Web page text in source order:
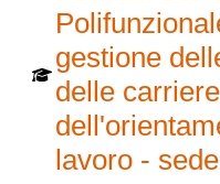
gestione
delle
lavoro -